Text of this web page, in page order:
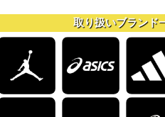
取り扱いブランド